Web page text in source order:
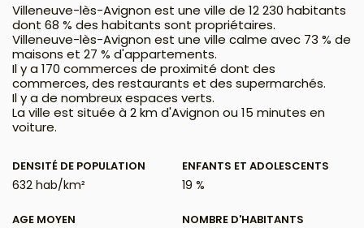
Villeneuve-lès-Avignon est une ville de 12 230 habitants
dont 68 % des habitants sont propriétaires.
Villeneuve-lès-Avignon est une ville calme avec 73 % de
maisons et 27 % d'appartements.
Il y a 170 commerces de proximité dont des
commerces, des restaurants et des supermarchés.
Il y a de nombreux espaces verts.
La ville est située à 2 km d'Avignon ou 15 minutes en
voiture.
DENSITÉ DE POPULATION
632 hab/km²
ENFANTS ET ADOLESCENTS
19 %
AGE MOYEN NOMBRE D'HABITANTS